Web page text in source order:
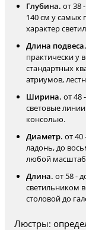
Глубина. от 38
140 см у
характер
Длина подвеса.
практически у
стандартных
атриумов,
Ширина. от 48
световые
консолью.
Диаметр. от
ладонь, до
любой масштаб
Длина. от 58 -
светильником
столовой до
Люстры: